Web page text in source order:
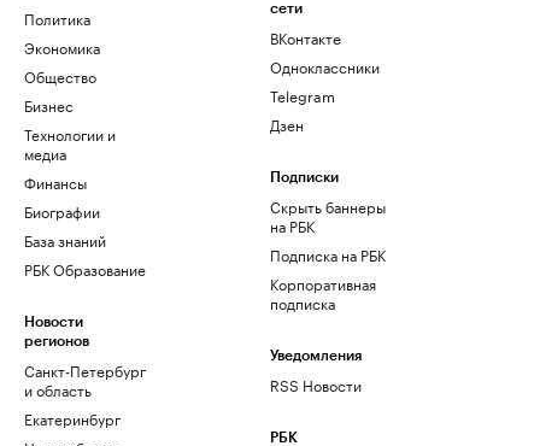
Политика
Экономика
Общество
Бизнес
Технологии и
медиа
Финансы
Биографии
База знаний
РБК Образование
Новости
регионов
Санкт-Петербург
и область
Екатеринбург
сети
ВКонтакте
Одноклассники
Telegram
Дзен
Подписки
Скрыть баннеры
на РБК
Подписка на РБК
Корпоративная
подписка
Уведомления
RSS Новости
РБК